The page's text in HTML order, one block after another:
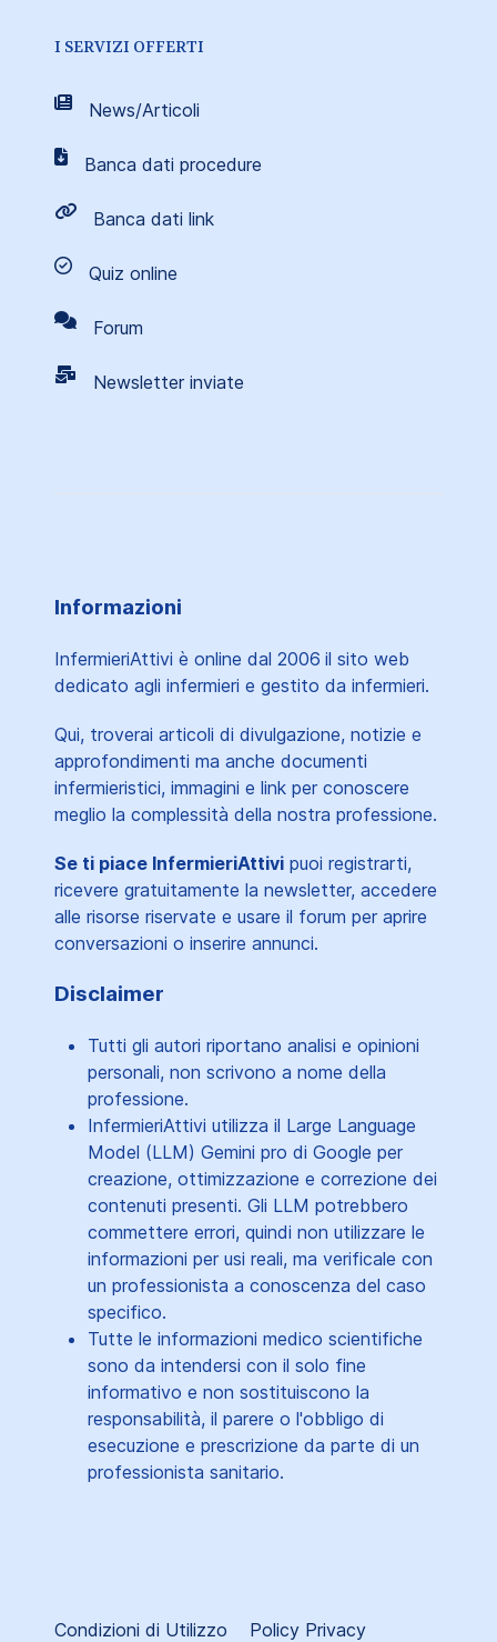
I SERVIZI OFFERTI
News/Articoli
Banca dati procedure
Banca dati link
Quiz online
Forum
Newsletter inviate
Informazioni
InfermieriAttivi è online dal 2006 il sito web
dedicato agli infermieri e gestito da infermieri.
Qui, troverai articoli di divulgazione, notizie e
approfondimenti ma anche documenti
infermieristici, immagini e link per conoscere
meglio la complessità della nostra professione.
Se ti piace InfermieriAttivi puoi registrarti,
ricevere gratuitamente la newsletter, accedere
alle risorse riservate e usare il forum per aprire
conversazioni o inserire annunci.
Disclaimer
Tutti gli autori riportano analisi e opinioni
personali, non scrivono a nome della
professione.
InfermieriAttivi utilizza il Large Language
Model (LLM) Gemini pro di Google per
creazione, ottimizzazione e correzione dei
contenuti presenti. Gli LLM potrebbero
commettere errori, quindi non utilizzare le
informazioni per usi reali, ma verificale con
un professionista a conoscenza del caso
specifico.
Tutte le informazioni medico scientifiche
sono da intendersi con il solo fine
informativo e non sostituiscono la
responsabilità, il parere o l'obbligo di
esecuzione e prescrizione da parte di un
professionista sanitario.
Condizioni di Utilizzo Policy Privacy